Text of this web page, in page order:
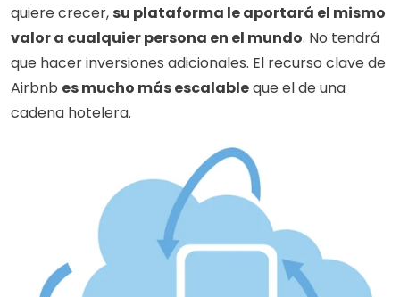
quiere crecer, su plataforma le aportará el mismo
valor a cualquier persona en el mundo. No tendrá
que hacer inversiones adicionales. El recurso clave de
Airbnb es mucho más escalable que el de una
cadena hotelera.